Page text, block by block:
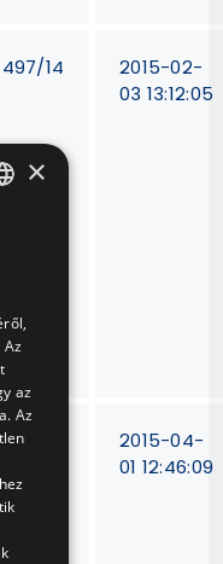
14
2015-02-
03 13:12:05
15
2015-04-
01 12:46:09
×
az
Az